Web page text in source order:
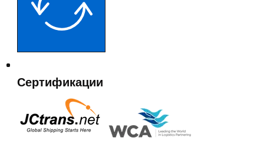
Сертификации